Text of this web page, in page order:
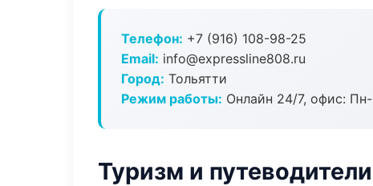
Телефон: +7 (916) 108-98-25
Email: info@expressline808.ru
Город: Тольятти
Режим работы: Онлайн 24/7, офис:
Туризм и